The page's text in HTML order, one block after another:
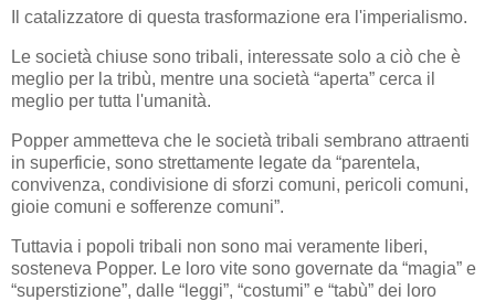
Il catalizzatore di questa trasformazione era l'imperialismo.
Le società chiuse sono tribali, interessate solo a ciò che è
meglio per la tribù, mentre una società “aperta” cerca il
meglio per tutta l'umanità.
Popper ammetteva che le società tribali sembrano attraenti
in superficie, sono strettamente legate da “parentela,
convivenza, condivisione di sforzi comuni, pericoli comuni,
gioie comuni e sofferenze comuni”.
Tuttavia i popoli tribali non sono mai veramente liberi,
sosteneva Popper. Le loro vite sono governate da “magia” e
“superstizione”, dalle “leggi”, “costumi” e “tabù” dei loro